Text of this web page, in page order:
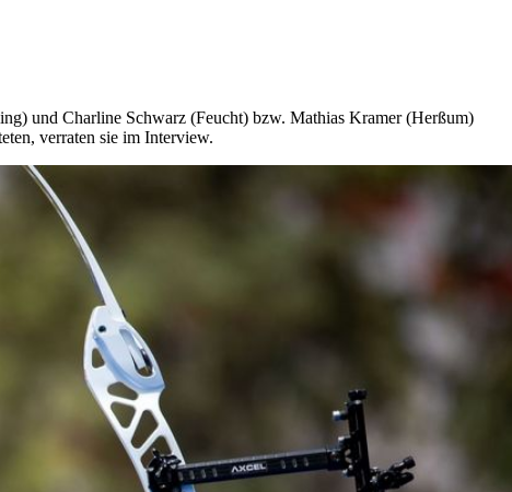
und Charline Schwarz (Feucht) bzw. Mathias Kramer (Herßum)
verraten sie im Interview.